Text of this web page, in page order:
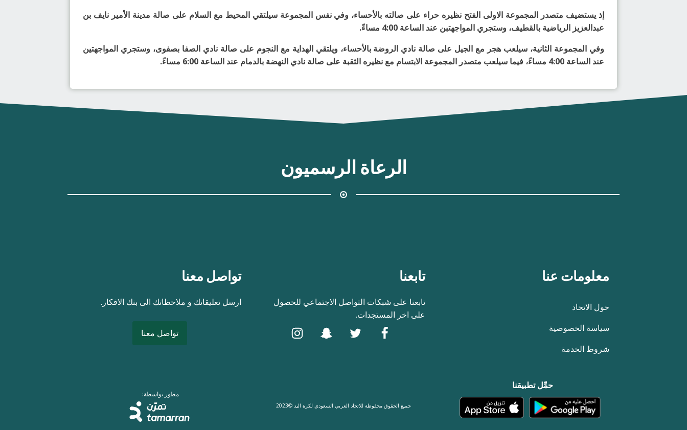
إذ يستضيف متصدر المجموعة الاولى الفتح نظيره حراء على صالته بالأحساء، وفي نفس المجموعة سيلتقي المحيط مع السلام على صالة مدينة الأمير نايف بن
عبدالعزيز الرياضية بالقطيف، وستجري المواجهتبن عند الساعة 4:00 مساءً.
وفي المجموعة الثانية، سيلعب هجر مع الجيل على صالة نادي الروضة بالأحساء، ويلتقي الهداية مع النجوم على صالة نادي الصفا بصفوى، وستجري المواجهتين
عند الساعة 4:00 مساءً، فيما سيلعب متصدر المجموعة الابتسام مع نظيره الثقبة على صالة نادي النهضة بالدمام عند الساعة 6:00 مساءً.
الرعاة الرسميون
معلومات عنا
حول الاتحاد
سياسة الخصوصية
شروط الخدمة
تابعنا
تابعنا على شبكات التواصل الاجتماعي للحصول
على اخر المستجدات.
تواصل معنا
ارسل تعليقاتك و ملاحظاتك الى بنك الافكار.
تواصل معنا
حمِّل تطبيقنا
جميع الحقوق محفوظة للاتحاد العربي السعودي لكرة اليد ©2023
مطور بواسطة: